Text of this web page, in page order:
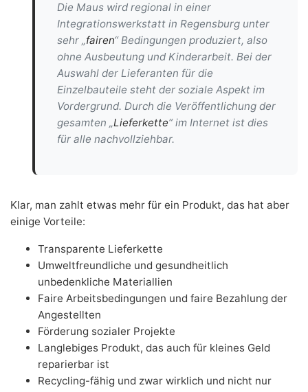
Die Maus wird regional in einer
Integrationswerkstatt in Regensburg unter
sehr „fairen“ Bedingungen produziert, also
ohne Ausbeutung und Kinderarbeit. Bei der
Auswahl der Lieferanten für die
Einzelbauteile steht der soziale Aspekt im
Vordergrund. Durch die Veröffentlichung der
gesamten „Lieferkette“ im Internet ist dies
für alle nachvollziehbar.
Klar, man zahlt etwas mehr für ein Produkt, das hat aber
einige Vorteile:
Transparente Lieferkette
Umweltfreundliche und gesundheitlich
unbedenkliche Materiallien
Faire Arbeitsbedingungen und faire Bezahlung der
Angestellten
Förderung sozialer Projekte
Langlebiges Produkt, das auch für kleines Geld
reparierbar ist
Recycling-fähig und zwar wirklich und nicht nur